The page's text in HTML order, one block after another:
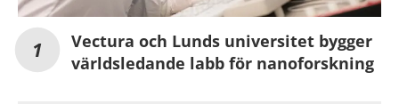
Vectura och Lunds universitet bygger
världsledande labb för nanoforskning